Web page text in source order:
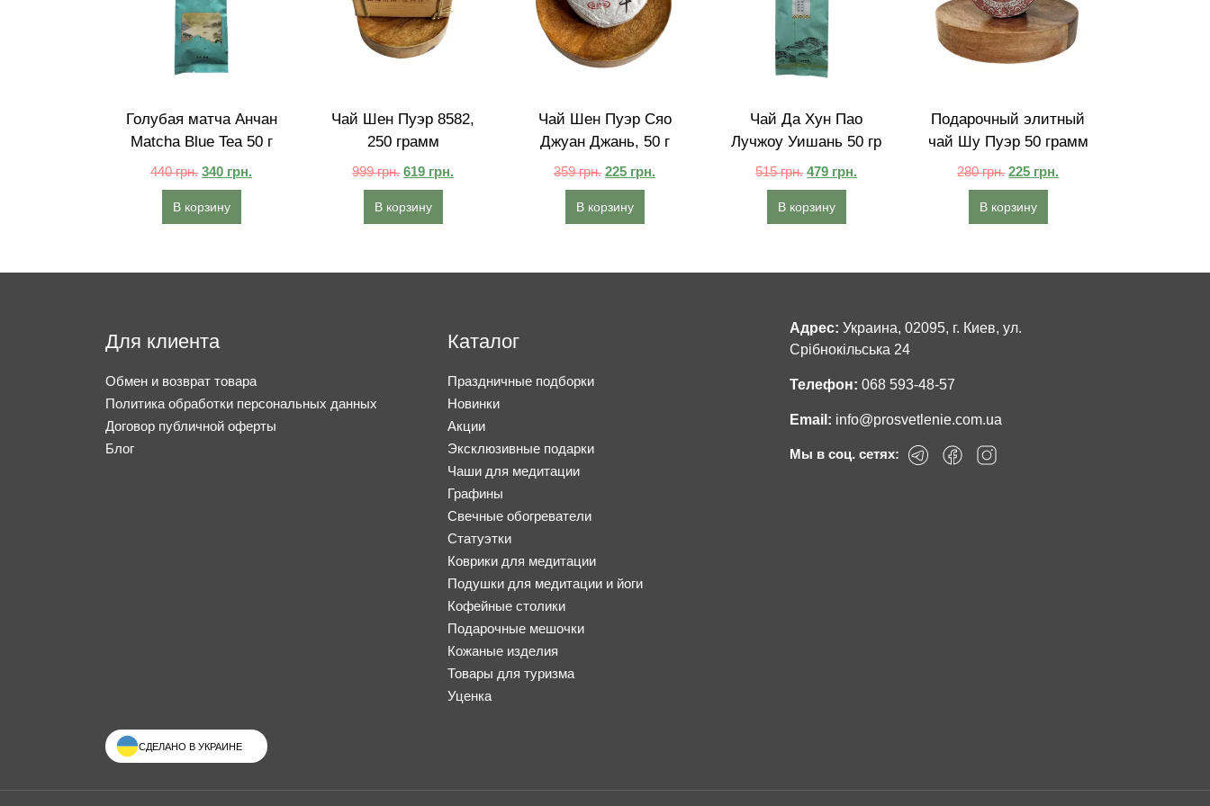
Голубая матча Анчан
Matcha Blue Tea 50 г
440грн. 340 грн.
В корзину
Чай Шен Пуэр 8582,
250 грамм
999грн. 619 грн.
В корзину
Чай Шен Пуэр Сяо
Джуан Джань, 50 г
359грн. 225 грн.
В корзину
Чай Да Хун Пао
Лучжоу Уишань 50 гр
515грн. 479 грн.
В корзину
Подарочный элитный
чай Шу Пуэр 50 грамм
280грн. 225 грн.
В корзину
Для клиента
Обмен и возврат товара
Политика обработки персональных данных
Договор публичной оферты
Блог
Каталог
Праздничные подборки
Новинки
Акции
Эксклюзивные подарки
Чаши для медитации
Графины
Свечные обогреватели
Статуэтки
Коврики для медитации
Подушки для медитации и йоги
Кофейные столики
Подарочные мешочки
Кожаные изделия
Товары для туризма
Уценка
Адрес: Украина, 02095, г. Киев, ул.
Срібнокільська 24
Телефон: 068 593-48-57
Email: info@prosvetlenie.com.ua
Мы в соц. сетях:
СДЕЛАНО В УКРАИНЕ